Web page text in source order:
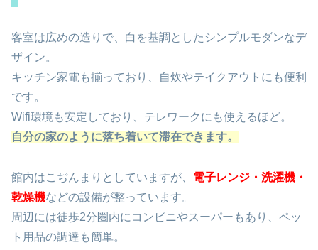
客室は広めの造りで、白を基調としたシンプルモダンなデ
ザイン。
キッチン家電も揃っており、自炊やテイクアウトにも便利
です。
Wifi環境も安定しており、テレワークにも使えるほど。
自分の家のように落ち着いて滞在できます。
館内はこぢんまりとしていますが、 電子レンジ・洗濯機・
乾燥機などの設備が整っています。
周辺には徒歩2分圏内にコンビニやスーパーもあり、ペッ
ト用品の調達も簡単。